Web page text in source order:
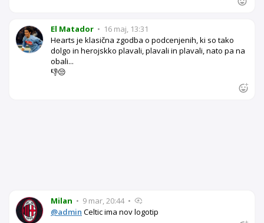
El Matador • 16 maj, 13:31
Hearts je klasična zgodba o podcenjenih, ki so tako
dolgo in herojskko plavali, plavali in plavali, nato pa na
obali...
👎😒
Milan • 9 mar, 20:44 •
@admin Celtic ima nov logotip